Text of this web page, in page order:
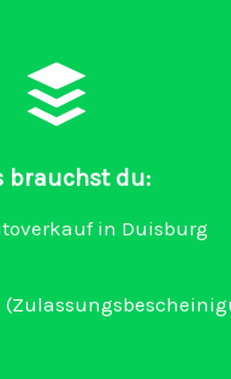
brauchst du:
in Duisburg